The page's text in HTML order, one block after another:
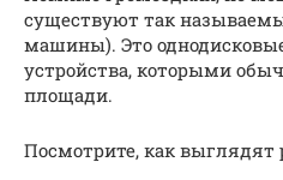
существуют так
машины). Это
устройства, которыми
площади.
Посмотрите, как